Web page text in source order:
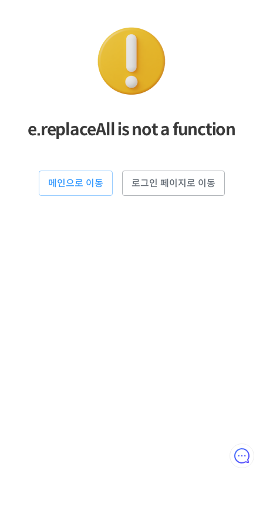
e.replaceAll is not a function
메인으로 이동 로그인 페이지로 이동